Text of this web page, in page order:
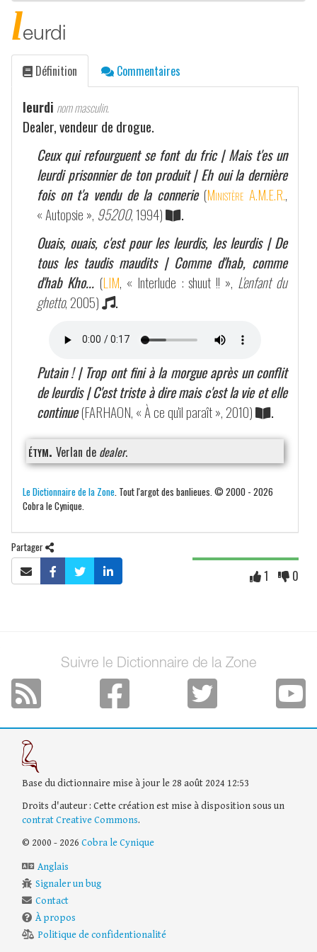
leurdi
Définition Commentaires
leurdi nom masculin.
Dealer, vendeur de drogue.
Ceux qui refourguent se font du fric | Mais t'es un
leurdi prisonnier de ton produit | Eh oui la dernière
fois on t'a vendu de la connerie (Ministère A.M.E.R.,
« Autopsie », 95200, 1994)
.
Ouais, ouais, c'est pour les leurdis, les leurdis | De
tous les taudis maudits | Comme d'hab, comme
d'hab Kho... (LIM, « Interlude : shuut !! », L'enfant du
ghetto, 2005) .
Putain ! | Trop ont fini à la morgue après un conflit
de leurdis | C'est triste à dire mais c'est la vie et elle
continue (FARHAON, « À ce qu'il paraît », 2010)
.
étym. Verlan de dealer.
Le Dictionnaire de la Zone . Tout l'argot des banlieues. © 2000 - 2026
Cobra le Cynique.
Partager
1 0
Suivre le Dictionnaire de la Zone
Base du dictionnaire mise à jour le 28 août 2024 12:53
Droits d'auteur : Cette création est mise à disposition sous un
contrat Creative Commons.
© 2000 - 2026 Cobra le Cynique
Anglais
Signaler un bug
Contact
À propos
Politique de confidentionalité